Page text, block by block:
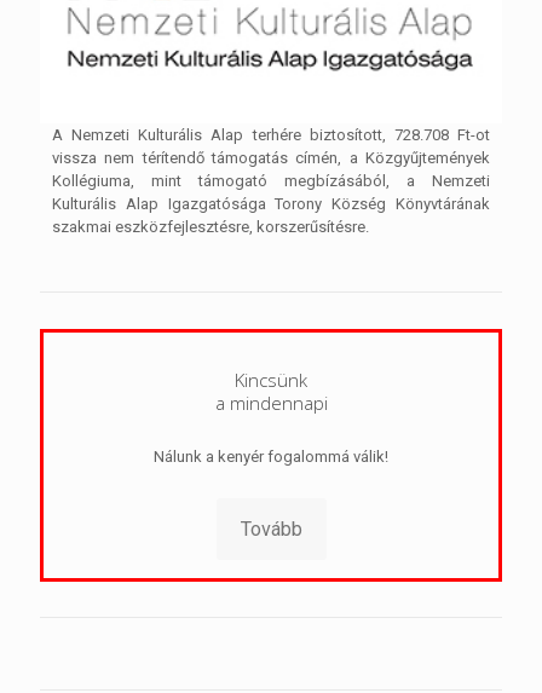
A Nemzeti Kulturális Alap terhére biztosított, 728.708 Ft-ot
vissza nem térítendő támogatás címén, a Közgyűjtemények
Kollégiuma, mint támogató megbízásából, a Nemzeti
Kulturális Alap Igazgatósága Torony Község Könyvtárának
szakmai eszközfejlesztésre, korszerűsítésre.
Kincsünk
a mindennapi
Nálunk a kenyér fogalommá válik!
Tovább